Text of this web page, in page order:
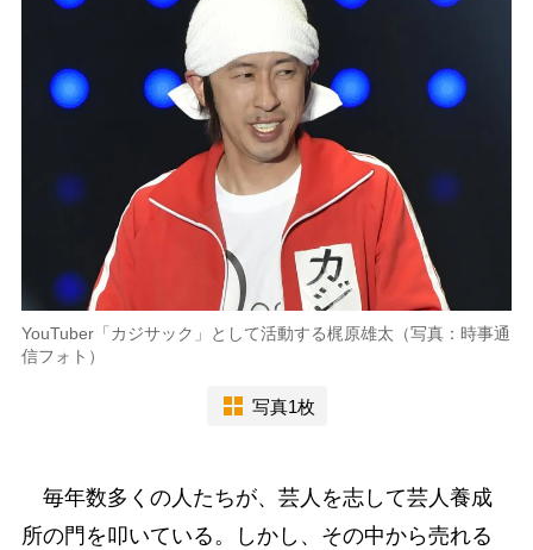
YouTuber「カジサック」として活動する梶原雄太（写真：時事通
信フォト）
写真1枚
毎年数多くの人たちが、芸人を志して芸人養成
所の門を叩いている。しかし、その中から売れる